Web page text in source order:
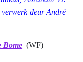
deur André
Bome (WF)